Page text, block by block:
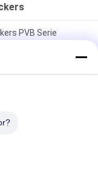
PVB Serie
High Speed,